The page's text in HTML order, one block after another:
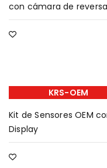
con cámara de reversa
KRS-OEM
Kit de Sensores OEM
Display